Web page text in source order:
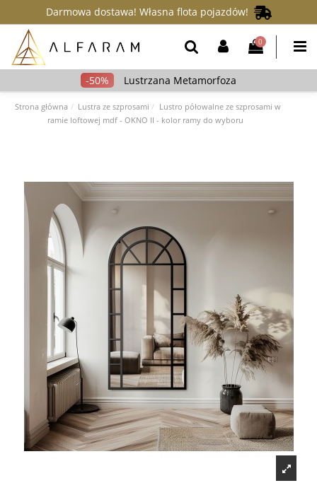
Darmowa dostawa! Własna flota pojazdów!
0
Lustrzana Metamorfoza
Strona główna Lustra ze szprosami
Lustro półowalne ze szprosami w
ramie loftowej mdf - OKNO II - kolor ramy do wyboru